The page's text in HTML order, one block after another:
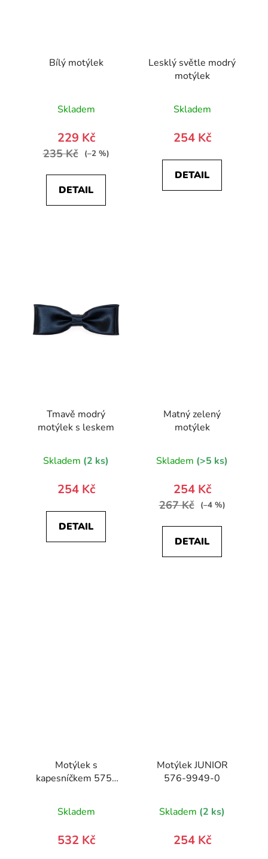
Bílý motýlek
Skladem
229 Kč
235 Kč (–2 %)
DETAIL
Lesklý světle modrý
motýlek
Skladem
254 Kč
DETAIL
Tmavě modrý
motýlek s leskem
Skladem (2 ks)
254 Kč
DETAIL
Matný zelený
motýlek
Skladem (>5 ks)
254 Kč
267 Kč (–4 %)
DETAIL
Motýlek s
kapesníčkem 575-
Skladem
532 Kč
Motýlek JUNIOR
576-9949-0
Skladem (2 ks)
254 Kč